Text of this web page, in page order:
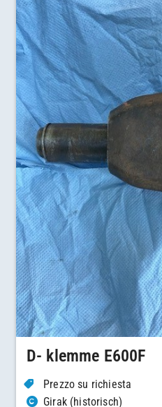
D- klemme E600F
Prezzo su richiesta
Girak (historisch)